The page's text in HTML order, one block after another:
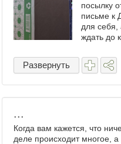
посылку
письме к
для
ждать до
же, хех.
вся такая
Развернуть
...
Когда вам кажется, что
деле происходит многое,